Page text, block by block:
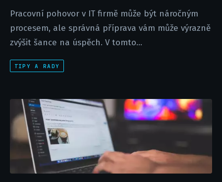
Pracovní pohovor v IT firmě může být náročným
procesem, ale správná příprava vám může výrazně
zvýšit šance na úspěch. V tomto...
TIPY A RADY